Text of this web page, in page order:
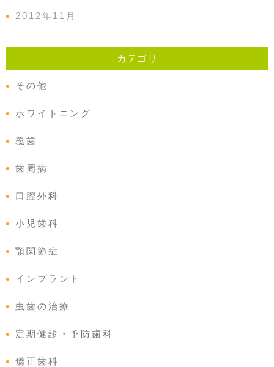
2012年11月
カテゴリ
その他
ホワイトニング
義歯
歯周病
口腔外科
小児歯科
顎関節症
インプラント
虫歯の治療
定期健診・予防歯科
矯正歯科